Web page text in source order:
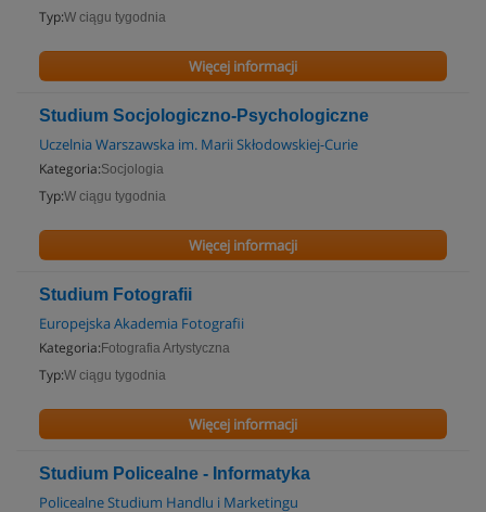
Typ:W ciągu tygodnia
Więcej informacji
Studium Socjologiczno-Psychologiczne
Uczelnia Warszawska im. Marii Skłodowskiej-Curie
Kategoria:Socjologia
Typ:W ciągu tygodnia
Więcej informacji
Studium Fotografii
Europejska Akademia Fotografii
Kategoria: Fotografia Artystyczna
Typ:W ciągu tygodnia
Więcej informacji
Studium Policealne - Informatyka
Policealne Studium Handlu i Marketingu